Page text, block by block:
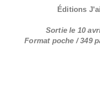
Éditions
Sortie le 10
Format poche / 349